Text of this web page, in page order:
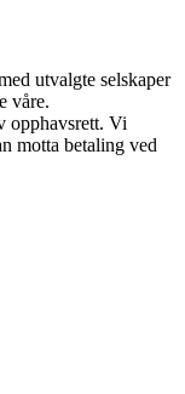
utvalgte selskaper
våre.
opphavsrett. Vi
motta betaling ved